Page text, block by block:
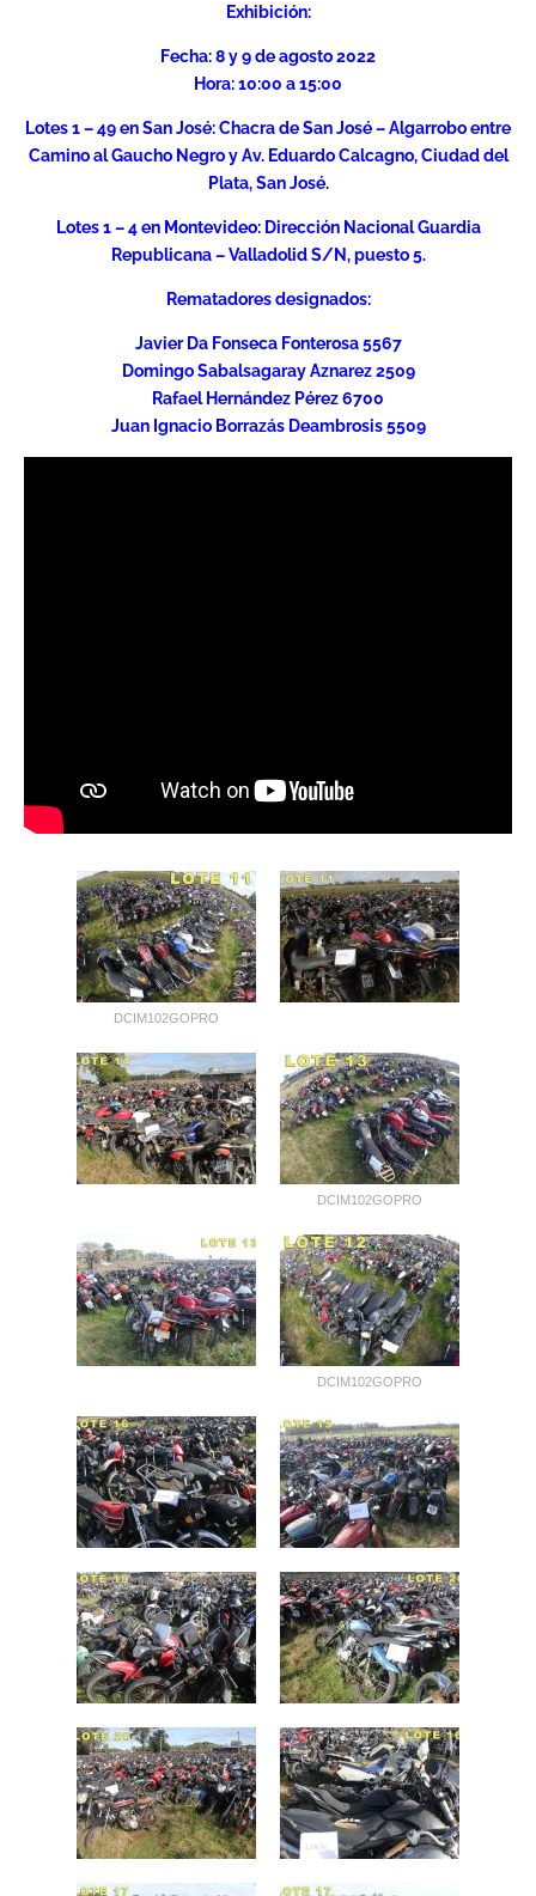
Exhibición:
Fecha: 8 y 9 de agosto 2022
Hora: 10:00 a 15:00
Lotes 1 – 49 en San José: Chacra de San José – Algarrobo entre
Camino al Gaucho Negro y Av. Eduardo Calcagno, Ciudad del
Plata, San José.
Lotes 1 – 4 en Montevideo: Dirección Nacional Guardia
Republicana – Valladolid S/N, puesto 5.
Rematadores designados:
Javier Da Fonseca Fonterosa 5567
Domingo Sabalsagaray Aznarez 2509
Rafael Hernández Pérez 6700
Juan Ignacio Borrazás Deambrosis 5509
DCIM102GOPRO
DCIM102GOPRO
DCIM102GOPRO